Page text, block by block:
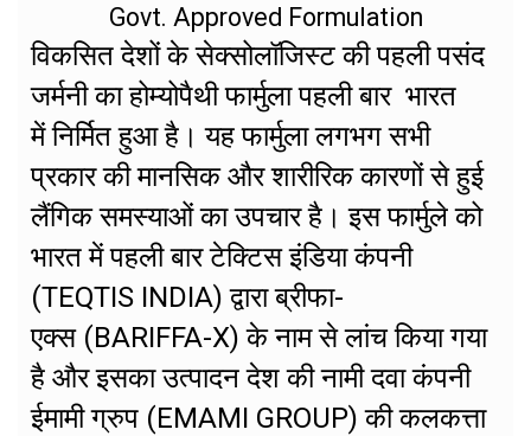
Govt. Approved Formulation
विकसित देशों के सेक्सोलॉजिस्ट की पहली पसंद
जर्मनी का होम्योपैथी फार्मुला पहली बार भारत
में निर्मित हुआ है। यह फार्मुला लगभग सभी
प्रकार की मानसिक और शारीरिक कारणों से हुई
लैंगिक समस्याओं का उपचार है। इस फार्मुले को
भारत में पहली बार टेक्टिस इंडिया कंपनी
(TEQTIS INDIA) द्वारा ब्रीफा-
एक्स (BARIFFA-X) के नाम से लांच किया गया
है और इसका उत्पादन देश की नामी दवा कंपनी
ईमामी ग्रुप (EMAMI GROUP) की कलकत्ता